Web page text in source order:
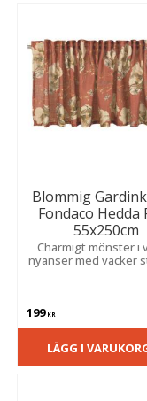
Blommig
Fondaco Hedda
55x250cm
Charmigt mönster i
nyanser med vacker
199KR
LÄGG I